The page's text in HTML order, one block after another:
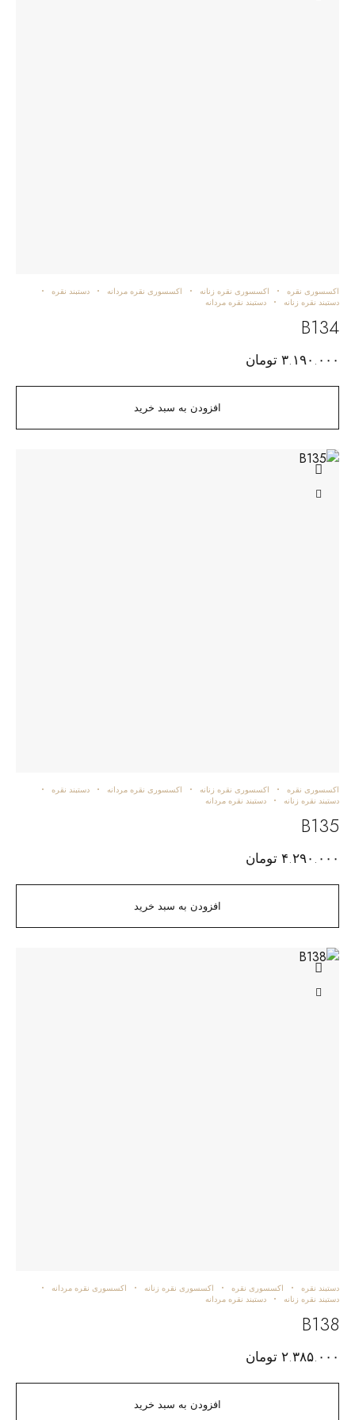
افزودن به سبد خرید
اکسسوری نقره اکسسوری نقره زنانه اکسسوری نقره مردانه
دستبند نقره
دستبند نقره زنانه
دستبند نقره مردانه
B134
۳.۱۹۰.۰۰۰ تومان
افزودن به سبد خرید
اکسسوری نقره اکسسوری نقره زنانه اکسسوری نقره مردانه
دستبند نقره
دستبند نقره زنانه
دستبند نقره مردانه
B135
۴.۲۹۰.۰۰۰ تومان
افزودن به سبد خرید
دستبند نقره اکسسوری نقره اکسسوری نقره زنانه
اکسسوری نقره مردانه
دستبند نقره زنانه
دستبند نقره مردانه
B138
۲.۳۸۵.۰۰۰ تومان